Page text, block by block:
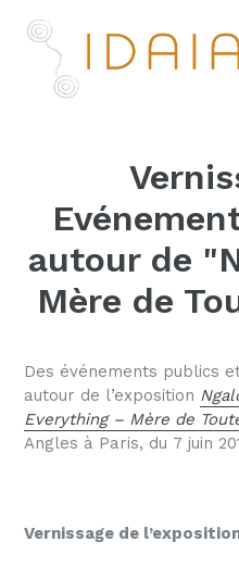
contenu
autour de
Mère de
Des événements publics
autour de l’exposition
Everything – Mère de
Angles à Paris, du 7 juin
Vernissage de